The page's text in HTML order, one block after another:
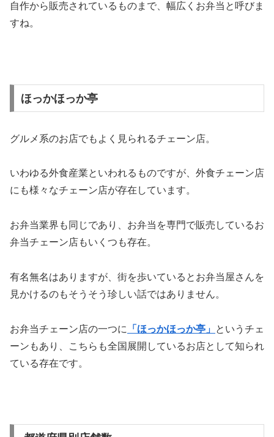
自作から販売されているものまで、幅広くお弁当と呼びま
すね。
ほっかほっか亭
グルメ系のお店でもよく見られるチェーン店。
いわゆる外食産業といわれるものですが、外食チェーン店
にも様々なチェーン店が存在しています。
お弁当業界も同じであり、お弁当を専門で販売しているお
弁当チェーン店もいくつも存在。
有名無名はありますが、街を歩いているとお弁当屋さんを
見かけるのもそうそう珍しい話ではありません。
お弁当チェーン店の一つに 「ほっかほっか亭」 というチェ
ーンもあり、こちらも全国展開しているお店として知られ
ている存在です。